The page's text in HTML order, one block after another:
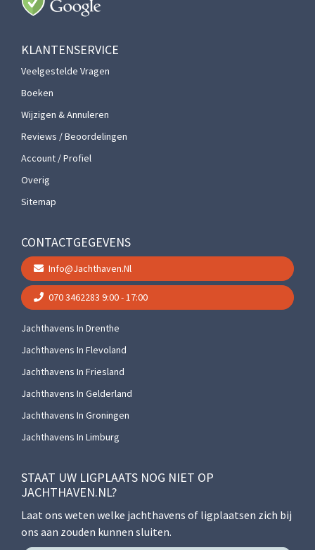
KLANTENSERVICE
Veelgestelde Vragen
Boeken
Wijzigen & Annuleren
Reviews / Beoordelingen
Account / Profiel
Overig
Sitemap
CONTACTGEGEVENS
Info@jachthaven.nl
070 3462283 9:00 - 17:00
Jachthavens In Drenthe
Jachthavens In Flevoland
Jachthavens In Friesland
Jachthavens In Gelderland
Jachthavens In Groningen
Jachthavens In Limburg
STAAT UW LIGPLAATS NOG NIET OP
JACHTHAVEN.NL?
Laat ons weten welke jachthavens of ligplaatsen zich bij
ons aan zouden kunnen sluiten.